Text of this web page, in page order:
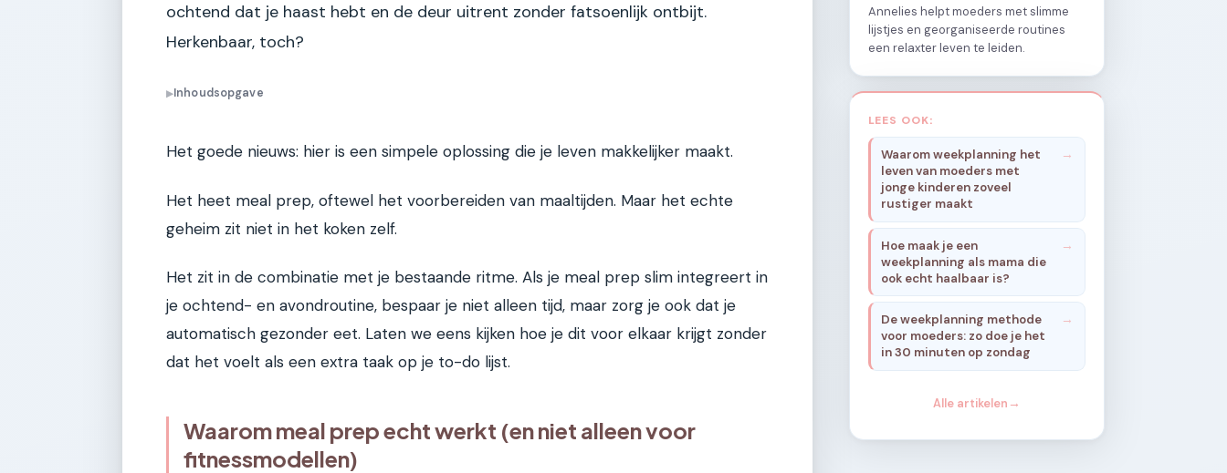
ochtend dat je haast hebt en de deur uitrent zonder fatsoenlijk ontbijt.
Herkenbaar, toch?
▶Inhoudsopgave
Het goede nieuws: hier is een simpele oplossing die je leven makkelijker maakt.
Het heet meal prep, oftewel het voorbereiden van maaltijden. Maar het echte
geheim zit niet in het koken zelf.
Het zit in de combinatie met je bestaande ritme. Als je meal prep slim integreert in
je ochtend- en avondroutine, bespaar je niet alleen tijd, maar zorg je ook dat je
automatisch gezonder eet. Laten we eens kijken hoe je dit voor elkaar krijgt zonder
dat het voelt als een extra taak op je to-do lijst.
Waarom meal prep echt werkt (en niet alleen voor
fitnessmodellen)
Annelies helpt moeders met slimme
lijstjes en georganiseerde routines
een relaxter leven te leiden.
LEES OOK:
Waarom weekplanning het
leven van moeders met
jonge kinderen zoveel
rustiger maakt
Hoe maak je een
weekplanning als mama die
ook echt haalbaar is?
De weekplanning methode
voor moeders: zo doe je het
in 30 minuten op zondag
Alle artikelen